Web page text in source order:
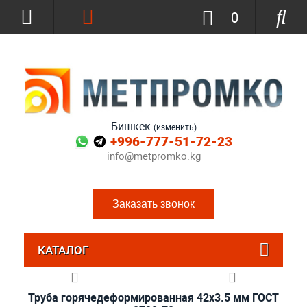
Бишкек (изменить)
+996-777-51-72-23
info@metpromko.kg
Заказать звонок
0
КАТАЛОГ
Труба горячедеформированная 42х3.5 мм ГОСТ